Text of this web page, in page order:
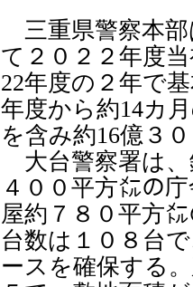
三重県警察本部
て２０２２年度
22年度の２年で
年度から約14カ
を含み約16億３
大台警察署は、
４００平方㍍の
屋約７８０平方
台数は１０８台
ースを確保する